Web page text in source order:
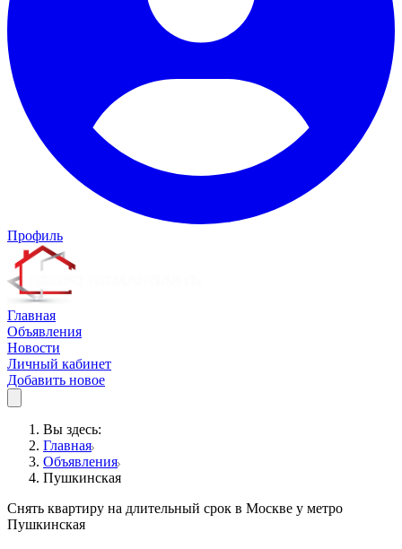
Профиль
Главная
Объявления
Новости
Личный кабинет
Добавить новое
Вы здесь:
Главная
Объявления
Пушкинская
Снять квартиру на длительный срок в Москве у метро
Пушкинская